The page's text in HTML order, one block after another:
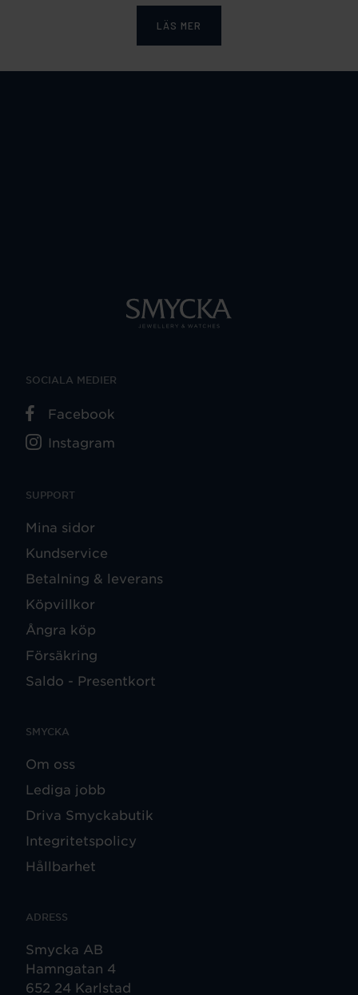
LÄS MER
SUPPORT
Mina sidor
Kundservice
Betalning & leverans
Köpvillkor
Ångra köp
Försäkring
Saldo - Presentkort
SMYCKA
Om oss
Lediga jobb
Driva Smyckabutik
Integritetspolicy
Hållbarhet
ADRESS
Smycka AB
Hamngatan 4
652 24 Karlstad
SOCIALA MEDIER
Facebook
Instagram